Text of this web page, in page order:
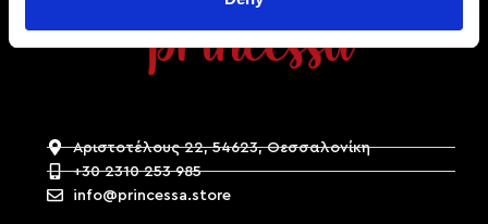
Αριστοτέλους 22, 54623, Θεσσαλονίκη
+30 2310 253 985
info@princessa.store